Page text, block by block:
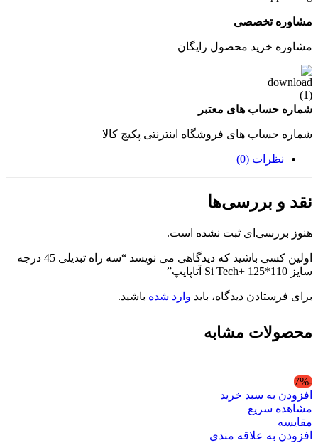
مشاوره تخصصی
مشاوره خرید محصول رایگان
شماره حساب های معتبر
شماره حساب های فروشگاه اینترنتی پکیج کالا
نظرات (0)
نقد و بررسی‌ها
هنوز بررسی‌ای ثبت نشده است.
اولین کسی باشید که دیدگاهی می نویسد “سه راه تبدیلی 45 درجه
سایز 110*125 +Si Tech آتاپایپ”
برای فرستادن دیدگاه، باید وارد شده باشید.
محصولات مشابه
-7%
افزودن به سبد خرید
مشاهده سریع
مقایسه
افزودن به علاقه مندی